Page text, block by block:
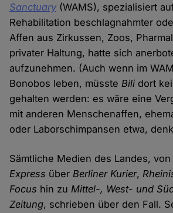
Sanctuary (WAMS), spezialisiert
Rehabilitation beschlagnahmter
Affen aus Zirkussen, Zoos,
privater Haltung, hatte sich
aufzunehmen. (Auch wenn im
Bonobos leben, müssteBili dort
gehalten werden: es wäre eine
mit anderen Menschenaffen,
oder Laborschimpansen etwa,
Sämtliche Medien des Landes,
Express überBerliner Kurier,
Focus hin zuMittel-, West- und
Zeitung, schrieben über den Fall.